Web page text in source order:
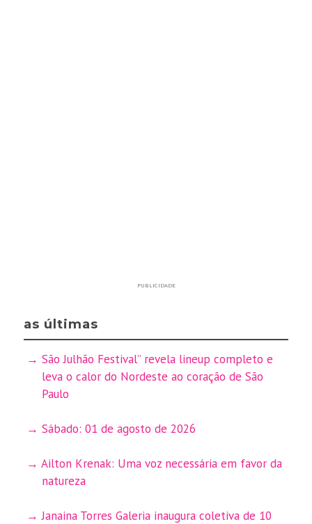
PUBLICIDADE
as últimas
São Julhão Festival” revela lineup completo e
leva o calor do Nordeste ao coração de São
Paulo
Sábado: 01 de agosto de 2026
Ailton Krenak: Uma voz necessária em favor da
natureza
Janaina Torres Galeria inaugura coletiva de 10